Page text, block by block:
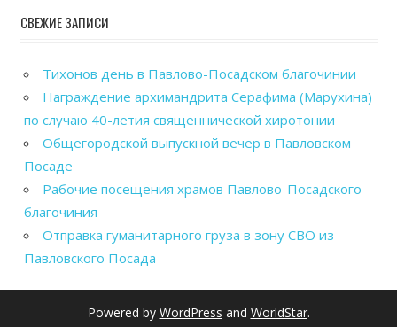
СВЕЖИЕ ЗАПИСИ
Тихонов день в Павлово-Посадском благочинии
Награждение архимандрита Серафима (Марухина)
по случаю 40-летия священнической хиротонии
Общегородской выпускной вечер в Павловском
Посаде
Рабочие посещения храмов Павлово-Посадского
благочиния
Отправка гуманитарного груза в зону СВО из
Павловского Посада
Powered by WordPress and WorldStar.